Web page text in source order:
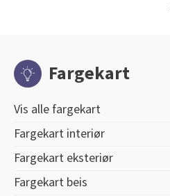
Fargekart
Vis alle fargekart
Fargekart interiør
Fargekart eksteriør
Fargekart beis